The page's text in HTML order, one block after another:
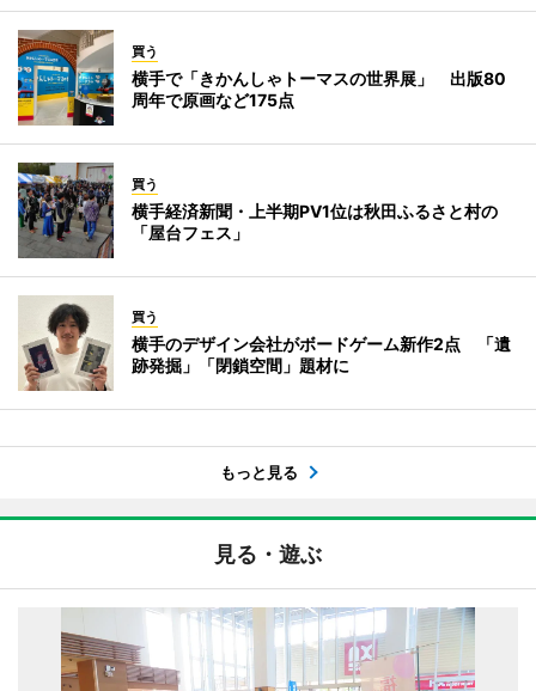
買う
横手で「きかんしゃトーマスの世界展」 出版80
周年で原画など175点
買う
横手経済新聞・上半期PV1位は秋田ふるさと村の
「屋台フェス」
買う
横手のデザイン会社がボードゲーム新作2点 「遺
跡発掘」「閉鎖空間」題材に
もっと見る
見る・遊ぶ